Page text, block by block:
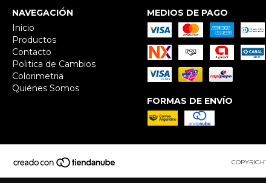
NAVEGACIÓN
Inicio
Productos
Contacto
Politica de Cambios
Colorimetria
Quiénes Somos
MEDIOS DE PAGO
FORMAS DE ENVÍO